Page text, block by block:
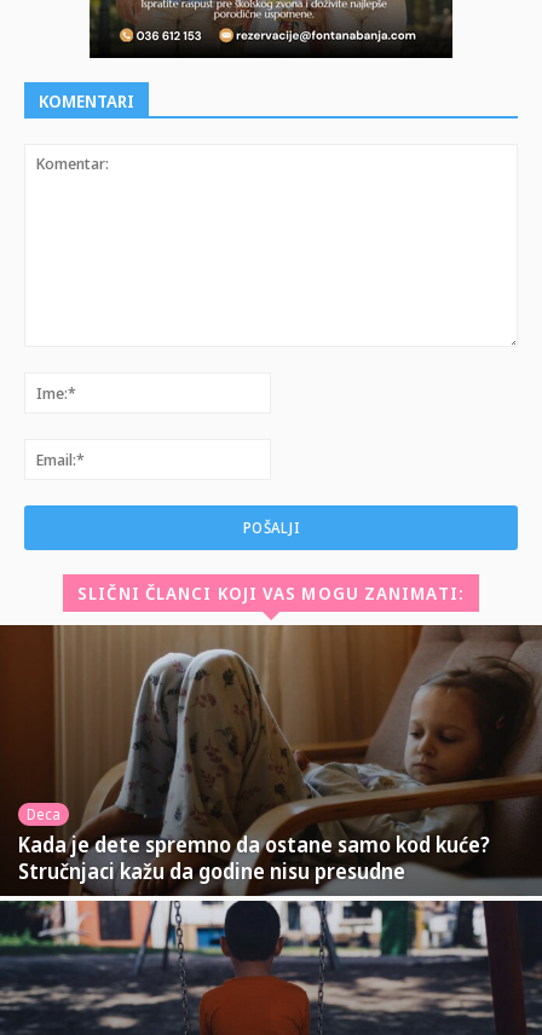
KOMENTARI
SLIČNI ČLANCI KOJI VAS MOGU ZANIMATI:
Deca
Kada je dete spremno da ostane samo kod kuće?
Stručnjaci kažu da godine nisu presudne